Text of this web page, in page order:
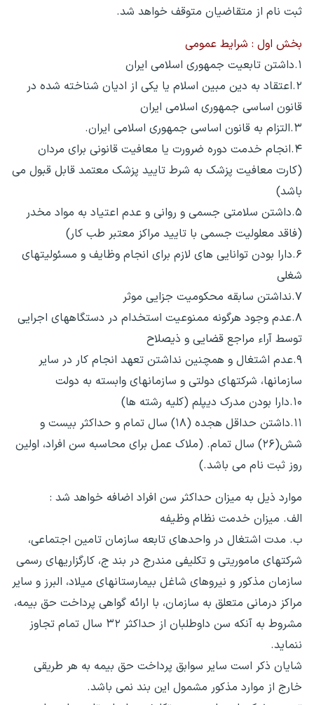
ثبت نام از متقاضیان متوقف خواهد شد.
بخش اول : شرایط عمومی
۱.داشتن تابعیت جمهوری اسلامی ایران
۲.اعتقاد به دین مبین اسلام یا یکی از ادیان شناخته شده در
قانون اساسی جمهوری اسلامی ایران
۳.التزام به قانون اساسی جمهوری اسلامی ایران.
۴.انجام خدمت دوره ضرورت یا معافیت قانونی برای مردان
(کارت معافیت پزشک به شرط تایید پزشک معتمد قابل قبول می
باشد)
۵.داشتن سلامتی جسمی و روانی و عدم اعتیاد به مواد مخدر
(فاقد معلولیت جسمی با تایید مراکز معتبر طب کار)
۶.دارا بودن توانایی های لازم برای انجام وظایف و مسئولیتهای
شغلی
۷.نداشتن سابقه محکومیت جزایی موثر
۸.عدم وجود هرگونه ممنوعیت استخدام در دستگاههای اجرایی
توسط آراء مراجع قضایی و ذیصلاح
۹.عدم اشتغال و همچنین نداشتن تعهد انجام کار در سایر
سازمانها، شرکتهای دولتی و سازمانهای وابسته به دولت
۱۰.دارا بودن مدرک دیپلم (کلیه رشته ها)
۱۱.داشتن حداقل هجده (۱۸) سال تمام و حداکثر بیست و
شش(۲۶) سال تمام. (ملاک عمل برای محاسبه سن افراد، اولین
روز ثبت نام می باشد.)
موارد ذیل به میزان حداکثر سن افراد اضافه خواهد شد :
الف. میزان خدمت نظام وظیفه
ب. مدت اشتغال در واحدهای تابعه سازمان تامین اجتماعی،
شرکتهای ماموریتی و تکلیفی مندرج در بند ج، کارگزاریهای رسمی
سازمان مذکور و نیروهای شاغل بیمارستانهای میلاد، البرز و سایر
مراکز درمانی متعلق به سازمان، با ارائه گواهی پرداخت حق بیمه،
مشروط به آنکه سن داوطلبان از حداکثر ۳۲ سال تمام تجاوز
ننماید.
شایان ذکر است سایر سوابق پرداخت حق بیمه به هر طریقی
خارج از موارد مذکور مشمول این بند نمی باشد.